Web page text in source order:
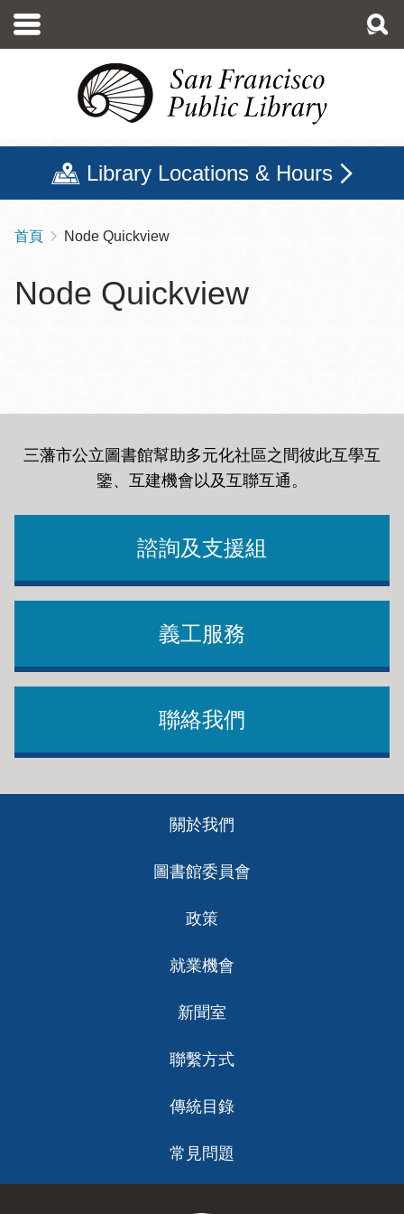
至
Library Locations & Hours
導
連
首頁 Node Quickview
Node Quickview
三藩市公立圖書館幫助多元化社區之間彼此互學互
鑒、互建機會以及互聯互通。
諮詢及支援組
義工服務
聯絡我們
關於我們
圖書館委員會
政策
就業機會
新聞室
聯繫方式
傳統目錄
常見問題